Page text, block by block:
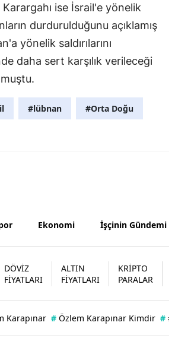
Niğde
Rize
Samsun
Tokat
Tunceli
Şanlıurfa
ise İsrail'e yönelik
durdurulduğunu açıklamış
yönelik saldırılarını
daha sert karşılık verileceği
#lübnan #Orta Doğu
Ekonomi İşçinin Gündemi
DÖVİZ
FİYATLARI
ALTIN
FİYATLARI
KRİPTO
PARALAR
Karapınar # Özlem Karapınar Kimdir #